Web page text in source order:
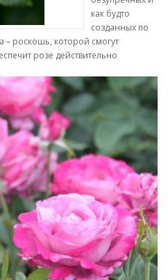
как будто
созданных по
– роскошь, которой смогут
розе действительно